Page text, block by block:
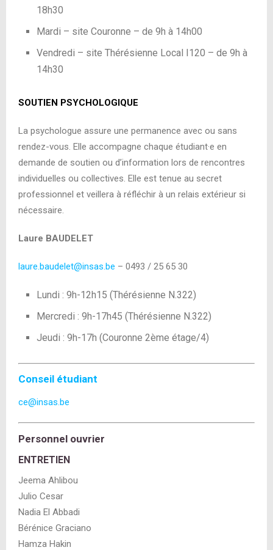
18h30
Mardi – site Couronne – de 9h à 14h00
Vendredi – site Thérésienne Local I120 – de 9h à
14h30
SOUTIEN PSYCHOLOGIQUE
La psychologue assure une permanence avec ou sans
rendez-vous. Elle accompagne chaque étudiant·e en
demande de soutien ou d’information lors de rencontres
individuelles ou collectives. Elle est tenue au secret
professionnel et veillera à réfléchir à un relais extérieur si
nécessaire.
Laure BAUDELET
laure.baudelet@insas.be – 0493 / 25 65 30
Lundi : 9h-12h15 (Thérésienne N.322)
Mercredi : 9h-17h45 (Thérésienne N.322)
Jeudi : 9h-17h (Couronne 2ème étage/4)
Conseil étudiant
ce@insas.be
Personnel ouvrier
ENTRETIEN
Jeema Ahlibou
Julio Cesar
Nadia El Abbadi
Bérénice Graciano
Hamza Hakin